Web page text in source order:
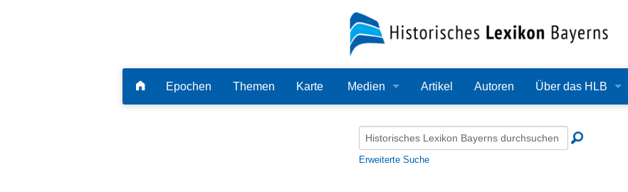
Epochen Themen Karte Medien
Audio
Artikel Autoren Über das HLB
Redaktion
Erweiterte Suche